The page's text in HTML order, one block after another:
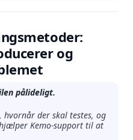
og
pålideligt.
der skal testes, og
Kemo-support til at